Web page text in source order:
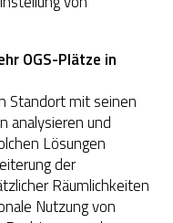
OGS-Plätze in
Standort mit seinen
analysieren und
Lösungen
der
Räumlichkeiten
Nutzung von